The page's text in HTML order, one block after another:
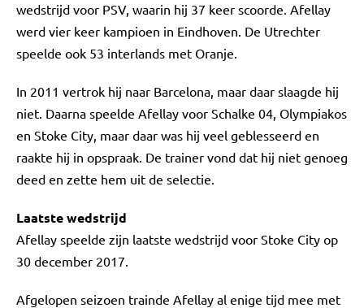
wedstrijd voor PSV, waarin hij 37 keer scoorde. Afellay
werd vier keer kampioen in Eindhoven. De Utrechter
speelde ook 53 interlands met Oranje.
In 2011 vertrok hij naar Barcelona, maar daar slaagde hij
niet. Daarna speelde Afellay voor Schalke 04, Olympiakos
en Stoke City, maar daar was hij veel geblesseerd en
raakte hij in opspraak. De trainer vond dat hij niet genoeg
deed en zette hem uit de selectie.
Laatste wedstrijd
Afellay speelde zijn laatste wedstrijd voor Stoke City op
30 december 2017.
Afgelopen seizoen trainde Afellay al enige tijd mee met